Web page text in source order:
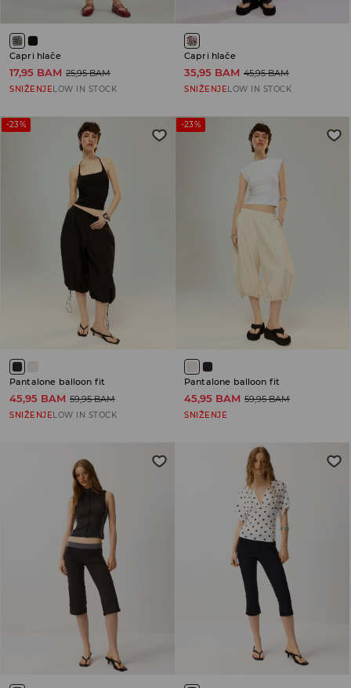
Capri hlače
17,95 BAM 25,95 BAM
SNIŽENJE LOW IN STOCK
Capri hlače
35,95 BAM 45,95 BAM
SNIŽENJE LOW IN STOCK
-23%
Pantalone balloon fit
45,95 BAM 59,95 BAM
SNIŽENJELOW IN STOCK
-23%
Pantalone balloon fit
45,95 BAM 59,95 BAM
SNIŽENJE